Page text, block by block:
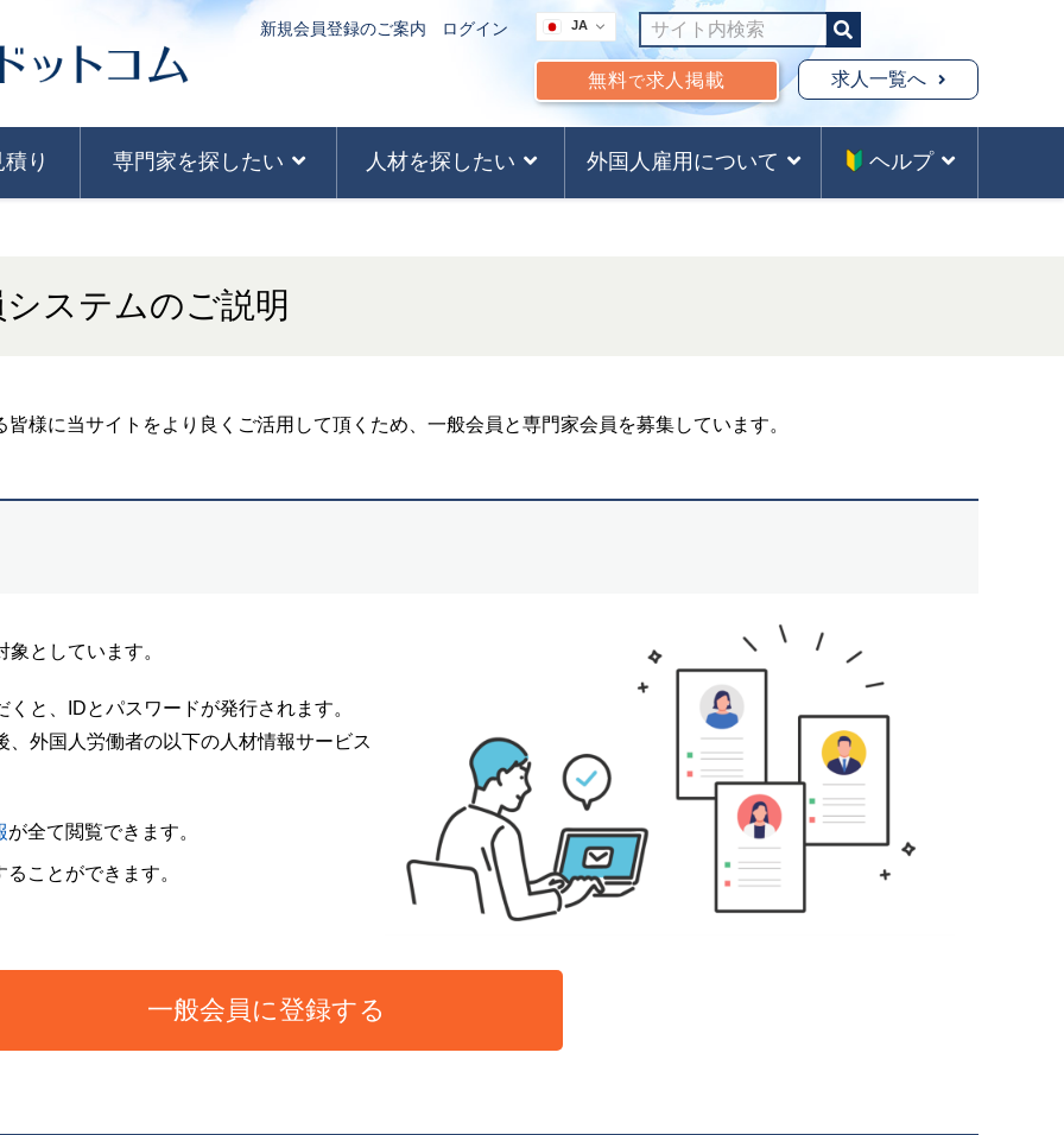
新規会員登録のご案内 ログイン JA
無料で求人掲載 求人一覧へ
り 専門家を探したい 人材を探したい 外国人雇用について ヘルプ
ステムのご説明
様に当サイトをより良くご活用して頂くため、一般会員と専門家会員を募集しています。
象としています。
と、IDとパスワードが発行されます。
外国人労働者の以下の人材情報サービス
が全て閲覧できます。
ことができます。
一般会員に登録する